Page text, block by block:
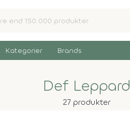
Kategorier Brands
Def Leppard
27 produkter